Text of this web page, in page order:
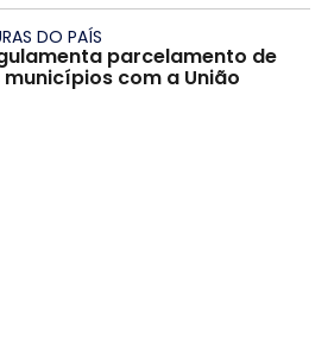
DO PAÍS
parcelamento de
com a União